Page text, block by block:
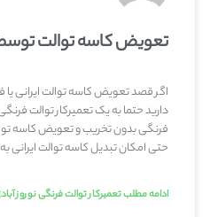
تعویض کاسه توالت
اگر قصد تعویض کاسه توالت ایرانی یا
دارید حتما به یک تعمیرکار توالت
فرنگی بدون تخریب و تعویض کاسه
حتی امکان تبدیل کاسه توالت
ادامه مطلب تعمیرکار توالت فرنگی نوروز